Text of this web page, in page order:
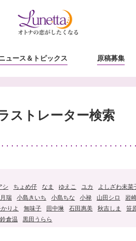
ュース ＆トピックス 原稿募集
ストレーター検索
シ ちょめ仔 なま ゆえこ ユカ よしざわ未菜
瑞 小島きいち 小島ちな 小禄 山田シロ 岩
りよ 無味子 田中琳 石田惠美 秋吉しま 笹
鈴倉温 黒田うらら